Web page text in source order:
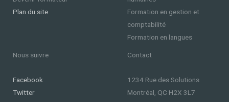
L’Architecte
Artificielle
Demain
Plan du site
Formation en gestion et
comptabilité
Formation en langues
Nous suivre
Facebook
Twitter
Contact
1234 Rue des Solutions
Montréal, QC H2X 3L7